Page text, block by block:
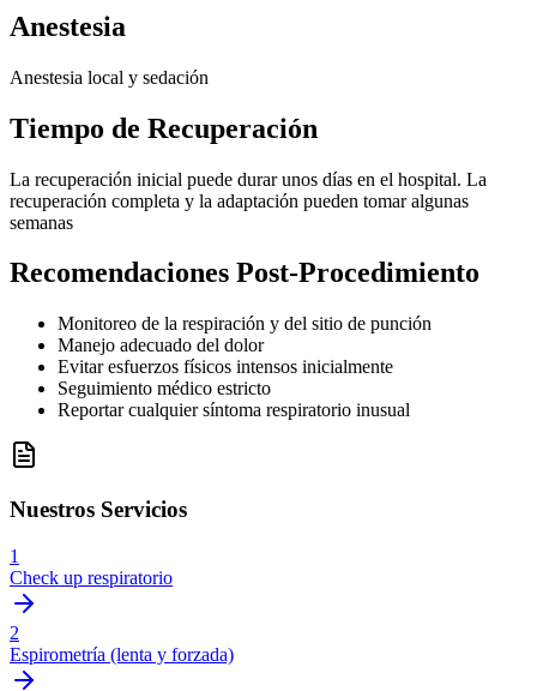
Anestesia
Anestesia local y sedación
Tiempo de Recuperación
La recuperación inicial puede durar unos días en el hospital. La
recuperación completa y la adaptación pueden tomar algunas
semanas
Recomendaciones Post-Procedimiento
Monitoreo de la respiración y del sitio de punción
Manejo adecuado del dolor
Evitar esfuerzos físicos intensos inicialmente
Seguimiento médico estricto
Reportar cualquier síntoma respiratorio inusual
Nuestros Servicios
1
Check up respiratorio
2
Espirometría (lenta y forzada)